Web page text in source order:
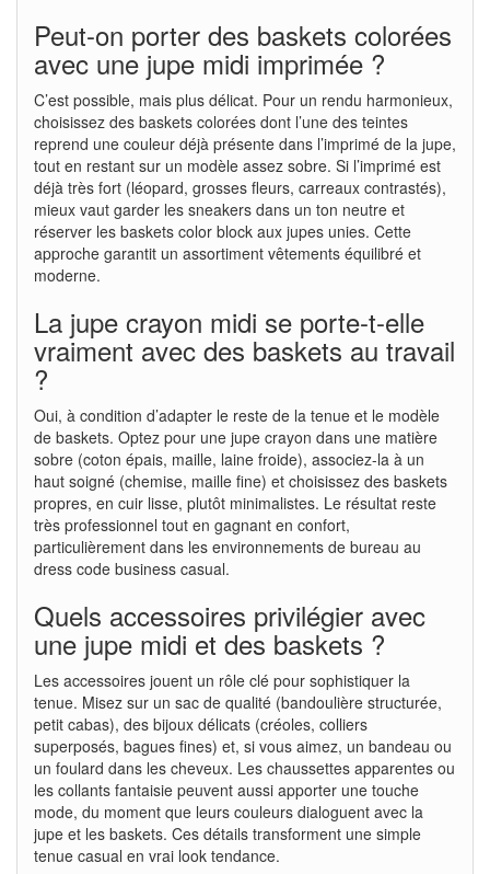
Peut-on porter des baskets colorées
avec une jupe midi imprimée ?
C’est possible, mais plus délicat. Pour un rendu harmonieux,
choisissez des baskets colorées dont l’une des teintes
reprend une couleur déjà présente dans l’imprimé de la jupe,
tout en restant sur un modèle assez sobre. Si l’imprimé est
déjà très fort (léopard, grosses fleurs, carreaux contrastés),
mieux vaut garder les sneakers dans un ton neutre et
réserver les baskets color block aux jupes unies. Cette
approche garantit un assortiment vêtements équilibré et
moderne.
La jupe crayon midi se porte-t-elle
vraiment avec des baskets au travail
?
Oui, à condition d’adapter le reste de la tenue et le modèle
de baskets. Optez pour une jupe crayon dans une matière
sobre (coton épais, maille, laine froide), associez-la à un
haut soigné (chemise, maille fine) et choisissez des baskets
propres, en cuir lisse, plutôt minimalistes. Le résultat reste
très professionnel tout en gagnant en confort,
particulièrement dans les environnements de bureau au
dress code business casual.
Quels accessoires privilégier avec
une jupe midi et des baskets ?
Les accessoires jouent un rôle clé pour sophistiquer la
tenue. Misez sur un sac de qualité (bandoulière structurée,
petit cabas), des bijoux délicats (créoles, colliers
superposés, bagues fines) et, si vous aimez, un bandeau ou
un foulard dans les cheveux. Les chaussettes apparentes ou
les collants fantaisie peuvent aussi apporter une touche
mode, du moment que leurs couleurs dialoguent avec la
jupe et les baskets. Ces détails transforment une simple
tenue casual en vrai look tendance.